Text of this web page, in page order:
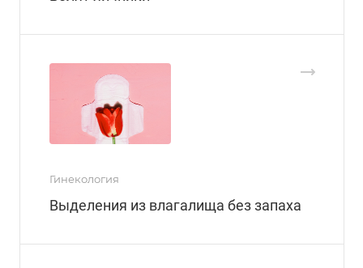
Гинекология
Выделения из влагалища без запаха